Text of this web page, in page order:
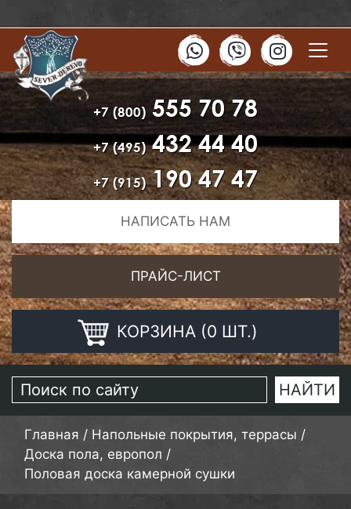
+7 (800) 555 70 78
+7 (495)432 44 40
+7 (915)190 47 47
НАПИСАТЬ НАМ
ПРАЙС-ЛИСТ
КОРЗИНА (0 ШТ.)
Главная / Напольные покрытия, террасы /
Доска пола, европол /
Половая доска камерной сушки